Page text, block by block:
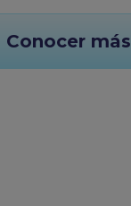
Conocer más